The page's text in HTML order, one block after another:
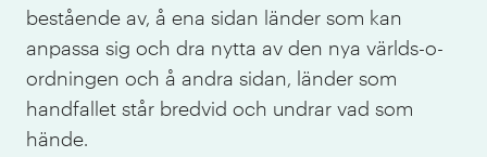
bestående av, å ena sidan länder som kan
anpassa sig och dra nytta av den nya världs-o-
ordningen och å andra sidan, länder som
handfallet står bredvid och undrar vad som
hände.